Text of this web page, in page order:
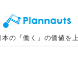
の『働く』の価値を